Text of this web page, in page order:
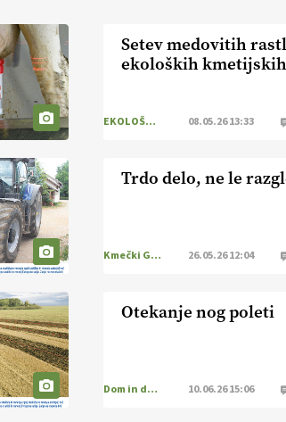
Setev medovitih
ekoloških
EKOLOŠKO LOGIČNO 08.05.26 13:33
Trdo delo, ne le
Kmečki Glas 26.05.26 12:04
Otekanje nog poleti
Dom in družina 10.06.26 15:06